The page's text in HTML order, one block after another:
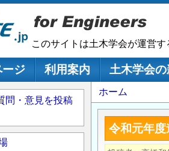
このサイトは土木学会が運営
ゲーション
ージ 利用案内 土木学会
パ
ン
く
ず
ホーム
令和元年
問・意見を投稿